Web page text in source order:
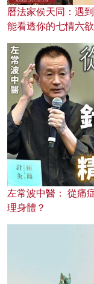
曆法家侯天同：遇
能看透你的七情六欲
左常波中醫： 從痛
理身體？